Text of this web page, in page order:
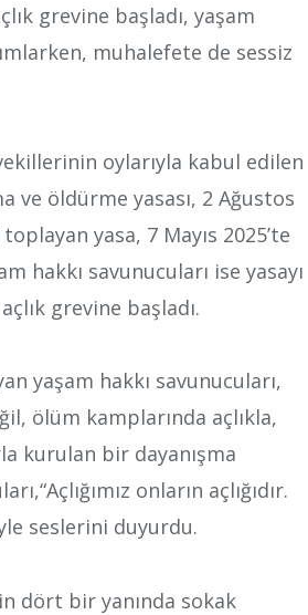
grevine başladı, yaşam
muhalefete de sessiz
oylarıyla kabul edilen
ve öldürme yasası, 2 Ağustos
yasa, 7 Mayıs 2025’te
hakkı savunucuları ise yasayı
grevine başladı.
yaşam hakkı savunucuları,
ölüm kamplarında açlıkla,
kurulan bir dayanışma
onların açlığıdır.
seslerini duyurdu.
dört bir yanında sokak